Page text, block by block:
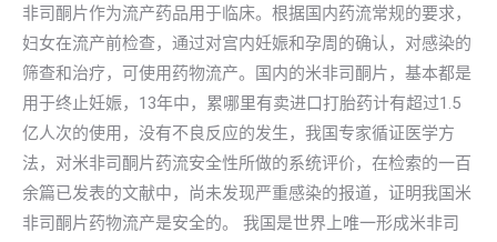
非司酮片作为流产药品用于临床。根据国内药流常规的要求，
妇女在流产前检查，通过对宫内妊娠和孕周的确认，对感染的
筛查和治疗，可使用药物流产。国内的米非司酮片，基本都是
用于终止妊娠，13年中，累哪里有卖进口打胎药计有超过1.5
亿人次的使用，没有不良反应的发生，我国专家循证医学方
法，对米非司酮片药流安全性所做的系统评价，在检索的一百
余篇已发表的文献中，尚未发现严重感染的报道，证明我国米
非司酮片药物流产是安全的。 我国是世界上唯一形成米非司